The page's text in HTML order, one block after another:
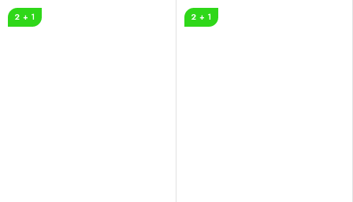
2 + 1 2 + 1